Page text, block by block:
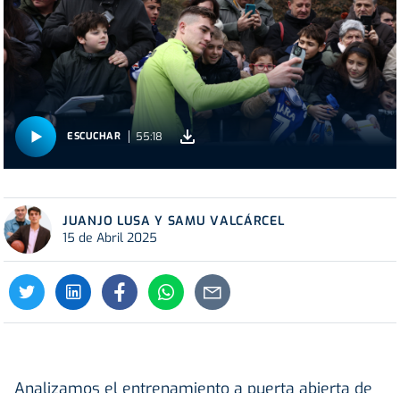
ESCUCHAR 55:18
JUANJO LUSA Y SAMU VALCÁRCEL
15 de Abril 2025
Analizamos el entrenamiento a puerta abierta de